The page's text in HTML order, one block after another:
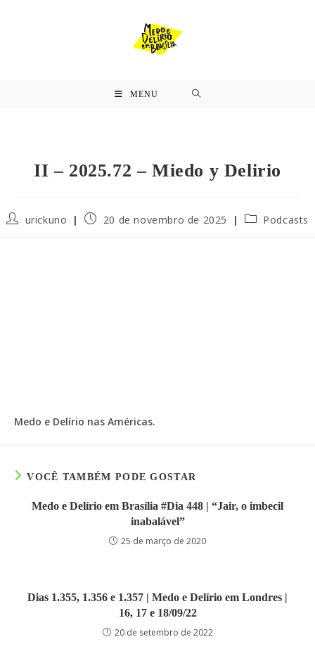
MENU
II – 2025.72 – Miedo y Delirio
urickuno 20 de novembro de 2025 Podcasts
Medo e Delírio nas Américas.
VOCÊ TAMBÉM PODE GOSTAR
Medo e Delírio em Brasília #Dia 448 | “Jair, o imbecil
inabalável”
25 de março de 2020
Dias 1.355, 1.356 e 1.357 | Medo e Delírio em Londres |
16, 17 e 18/09/22
20 de setembro de 2022